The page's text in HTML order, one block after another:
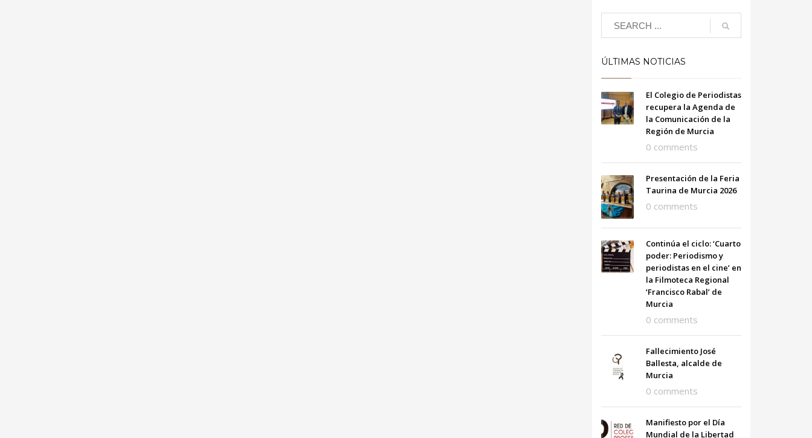
ÚLTIMAS NOTICIAS
El Colegio de Periodistas
recupera la Agenda de
la Comunicación de la
Región de Murcia
0 comments
Presentación de la Feria
Taurina de Murcia 2026
0 comments
Continúa el ciclo: ‘Cuarto
poder: Periodismo y
periodistas en el cine’ en
la Filmoteca Regional
‘Francisco Rabal’ de
Murcia
0 comments
Fallecimiento José
Ballesta, alcalde de
Murcia
0 comments
Manifiesto por el Día
Mundial de la Libertad